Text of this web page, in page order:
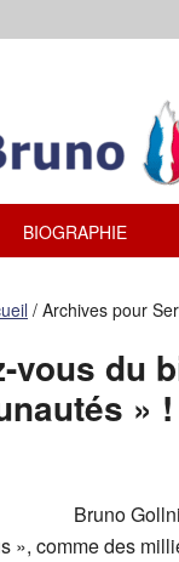
BIOGRAPHIE
/ Archives pour
vous du
» !
Bruno
», comme des